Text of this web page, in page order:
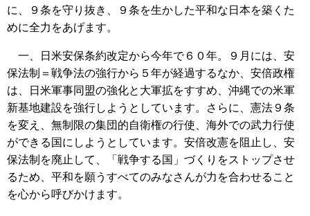
に、９条を守り抜き、９条を生かした平和な日本を築くた
めに全力をあげます。
一、日米安保条約改定から今年で６０年。９月には、安
保法制＝戦争法の強行から５年が経過するなか、安倍政権
は、日米軍事同盟の強化と大軍拡をすすめ、沖縄での米軍
新基地建設を強行しようとしています。さらに、憲法９条
を変え、無制限の集団的自衛権の行使、海外での武力行使
ができる国にしようとしています。安倍改憲を阻止し、安
保法制を廃止して、「戦争する国」づくりをストップさせ
るため、平和を願うすべてのみなさんが力を合わせること
を心から呼びかけます。